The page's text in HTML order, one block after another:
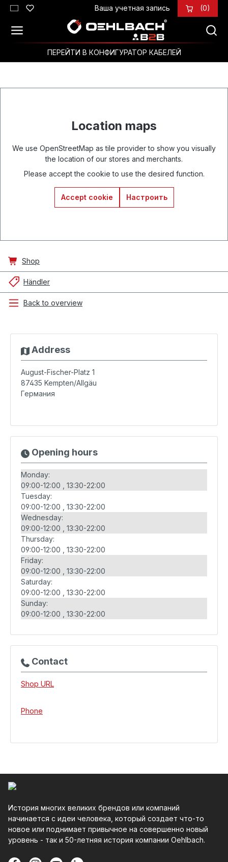
Перейти к основному содержанию
Ваша учетная запись (0)
ПЕРЕЙТИ В КОНФИГУРАТОР КАБЕЛЕЙ
Location maps
We use OpenStreetMap as tile provider to show you visually
the location of our stores and merchants.
Please accept the cookie to use the desired function.
Accept cookie Настроить
Shop
Händler
Back to overview
Address
August-Fischer-Platz 1
87435 Kempten/Allgäu
Германия
Opening hours
Monday:
09:00-12:00
13:30-22:00
Tuesday:
09:00-12:00
13:30-22:00
Wednesday:
09:00-12:00
13:30-22:00
Thursday:
09:00-12:00
13:30-22:00
Friday:
09:00-12:00
13:30-22:00
Saturday:
09:00-12:00
13:30-22:00
Sunday:
09:00-12:00
13:30-22:00
Contact
Shop URL
Phone
История многих великих брендов или компаний
начинается с идеи человека, который создает что-то
новое или поднимает привычное на совершенно новый
уровень - так и 50-летняя история компании Oehlbach.